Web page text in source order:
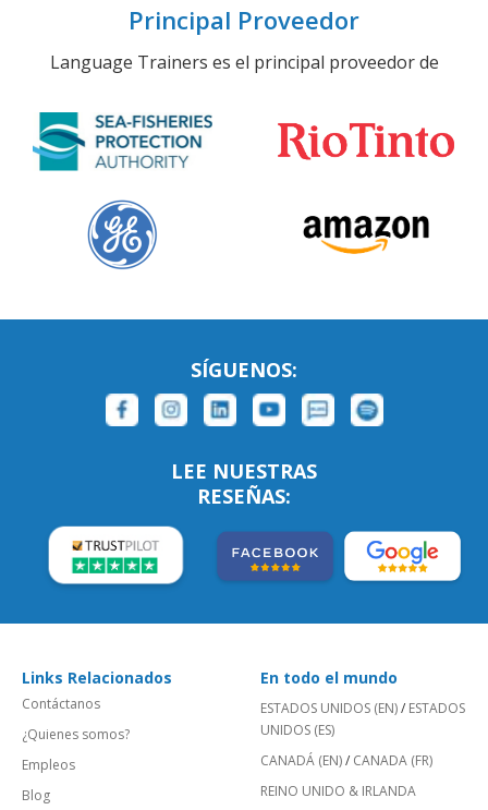
Principal Proveedor
Language Trainers es el principal proveedor de
SÍGUENOS:
LEE NUESTRAS
RESEÑAS:
Links Relacionados
Contáctanos
¿Quienes somos?
Empleos
Blog
En todo el mundo
ESTADOS UNIDOS (EN)/ ESTADOS
UNIDOS (ES)
CANADÁ (EN)/ CANADA (FR)
REINO UNIDO & IRLANDA